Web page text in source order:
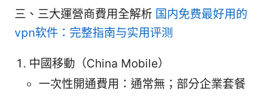
三、三大運營商費用全解析 国内免费最好用的
vpn软件：完整指南与实用评测
中國移動（China Mobile）
一次性開通費用：通常無；部分企業套餐